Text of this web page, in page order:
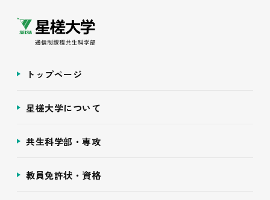
トップページ
星槎大学について
共生科学部・専攻
教員免許状・資格